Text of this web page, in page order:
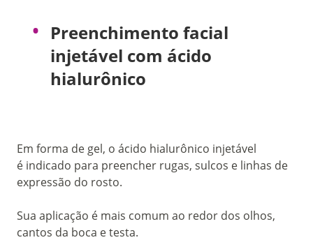
Preenchimento facial
injetável com ácido
hialurônico
Em forma de gel, o ácido hialurônico injetável
é indicado para preencher rugas, sulcos e linhas de
expressão do rosto.
Sua aplicação é mais comum ao redor dos olhos,
cantos da boca e testa.